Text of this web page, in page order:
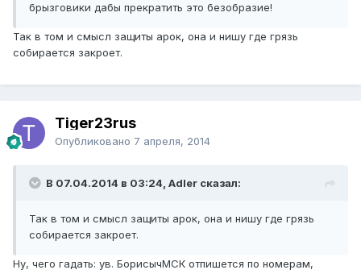
брызговики дабы прекратить это безобразие!
Так в том и смысл защиты арок, она и нишу где грязь
собирается закроет.
Tiger23rus
Опубликовано 7 апреля, 2014
В 07.04.2014 в 03:24, Adler сказал:
Так в том и смысл защиты арок, она и нишу где грязь
собирается закроет.
Ну, чего гадать: ув. БорисычМСК отпишется по номерам,